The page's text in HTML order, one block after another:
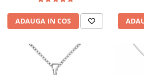
ADAUGA IN COS